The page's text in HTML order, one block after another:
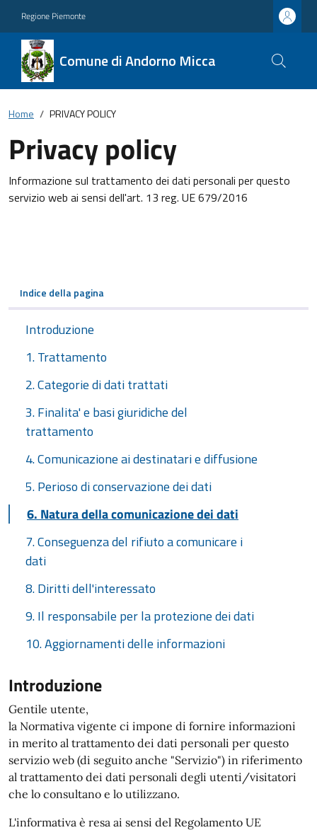
Regione Piemonte
Comune di Andorno Micca
Home PRIVACY POLICY
Privacy policy
Informazione sul trattamento dei dati personali per questo
servizio web ai sensi dell'art. 13 reg. UE 679/2016
Indice della pagina
Introduzione
1. Trattamento
2. Categorie di dati trattati
3. Finalita' e basi giuridiche del
trattamento
4. Comunicazione ai destinatari e diffusione
5. Perioso di conservazione dei dati
6. Natura della comunicazione dei dati
7. Conseguenza del rifiuto a comunicare i
dati
8. Diritti dell'interessato
9. Il responsabile per la protezione dei dati
10. Aggiornamenti delle informazioni
Introduzione
Gentile utente,
la Normativa vigente ci impone di fornire informazioni
in merito al trattamento dei dati personali per questo
servizio web (di seguito anche "Servizio") in riferimento
al trattamento dei dati personali degli utenti/visitatori
che lo consultano e lo utilizzano.
L'informativa è resa ai sensi del Regolamento UE